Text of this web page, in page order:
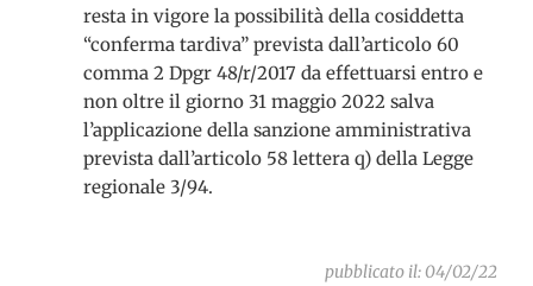
resta in vigore la possibilità della cosiddetta
“conferma tardiva” prevista dall’articolo 60
comma 2 Dpgr 48/r/2017 da effettuarsi entro e
non oltre il giorno 31 maggio 2022 salva
l’applicazione della sanzione amministrativa
prevista dall’articolo 58 lettera q) della Legge
regionale 3/94.
pubblicato il: 04/02/22